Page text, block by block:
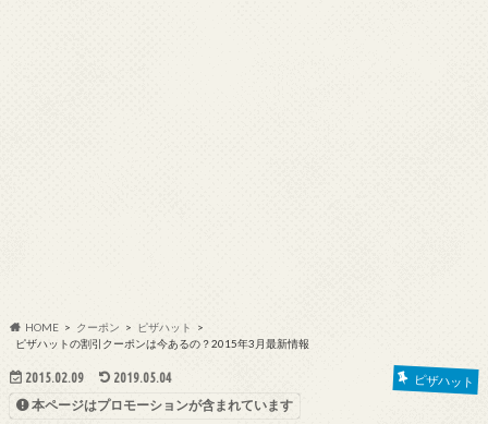
HOME クーポン
ピザハット
ピザハットの割引クーポンは今あるの？2015年3月最新情報
2015.02.09 2019.05.04 ピザハット
本ページはプロモーションが含まれています